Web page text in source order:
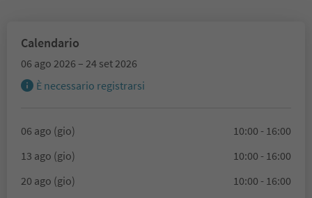
Calendario
06 ago 2026 – 24 set 2026
È necessario registrarsi
06 ago (gio)
10:00 - 16:00
13 ago (gio)
10:00 - 16:00
20 ago (gio)
10:00 - 16:00